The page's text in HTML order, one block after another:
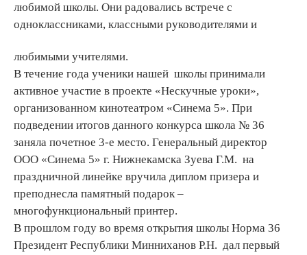
любимой школы. Они радовались встрече с
одноклассниками, классными руководителями и
любимыми учителями.
В течение года ученики нашей школы принимали
активное участие в проекте «Нескучные уроки»,
организованном кинотеатром «Синема 5». При
подведении итогов данного конкурса школа № 36
заняла почетное 3-е место. Генеральный директор
ООО «Синема 5» г. Нижнекамска Зуева Г.М. на
праздничной линейке вручила диплом призера и
преподнесла памятный подарок –
многофункциональный принтер.
В прошлом году во время открытия школы Норма 36
Президент Республики Минниханов Р.Н. дал первый